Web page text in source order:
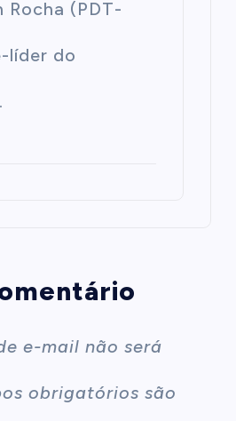
Rocha (PDT-
líder do
e-mail não será
obrigatórios são